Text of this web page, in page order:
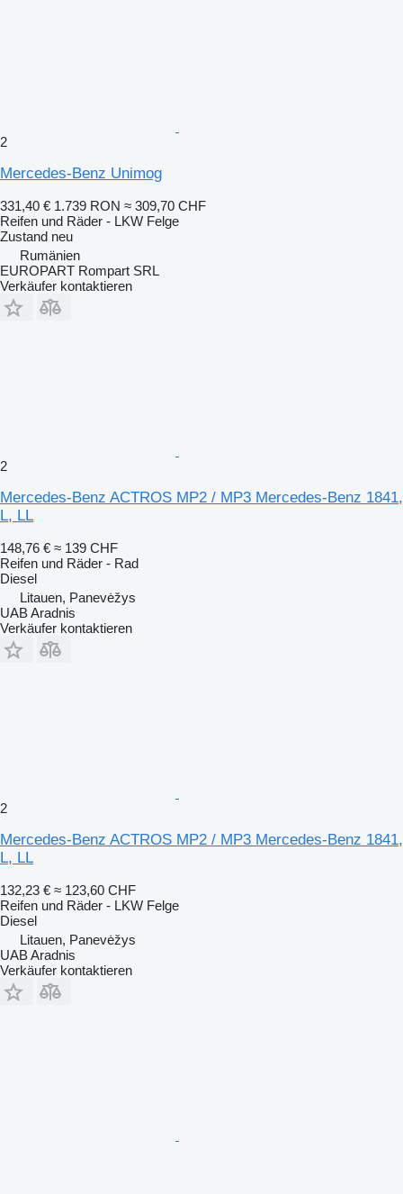
2
Mercedes-Benz Unimog
331,40 € 1.739 RON ≈ 309,70 CHF
Reifen und Räder - LKW Felge
Zustand neu
Rumänien
EUROPART Rompart SRL
Verkäufer kontaktieren
2
Mercedes-Benz ACTROS MP2 / MP3 Mercedes-Benz 1841,
L, LL
148,76 € ≈ 139 CHF
Reifen und Räder - Rad
Diesel
Litauen, Panevėžys
UAB Aradnis
Verkäufer kontaktieren
2
Mercedes-Benz ACTROS MP2 / MP3 Mercedes-Benz 1841,
L, LL
132,23 € ≈ 123,60 CHF
Reifen und Räder - LKW Felge
Diesel
Litauen, Panevėžys
UAB Aradnis
Verkäufer kontaktieren